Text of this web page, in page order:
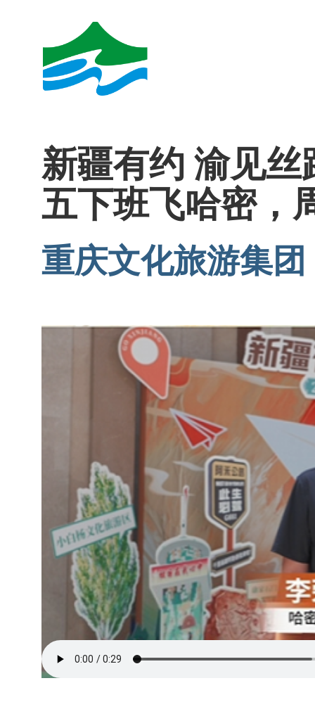
新疆有约 渝见
五下班飞哈密，
重庆文化旅游集团